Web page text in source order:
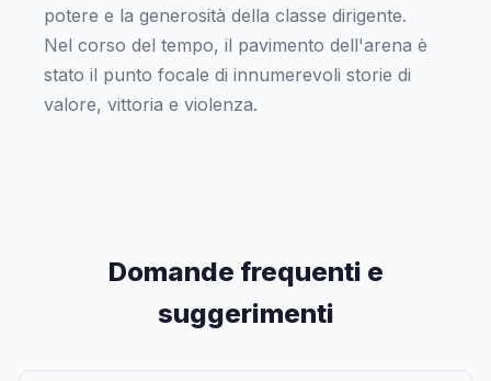
potere e la generosità della classe dirigente.
Nel corso del tempo, il pavimento dell'arena è
stato il punto focale di innumerevoli storie di
valore, vittoria e violenza.
Domande frequenti e
suggerimenti